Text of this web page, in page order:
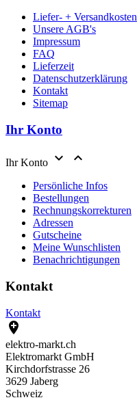
Liefer- + Versandkosten
Unsere AGB's
Impressum
FAQ
Lieferzeit
Datenschutzerklärung
Kontakt
Sitemap
Ihr Konto
Ihr Konto  
Persönliche Infos
Bestellungen
Rechnungskorrekturen
Adressen
Gutscheine
Meine Wunschlisten
Benachrichtigungen
Kontakt
Kontakt

elektro-markt.ch
Elektromarkt GmbH
Kirchdorfstrasse 26
3629 Jaberg
Schweiz